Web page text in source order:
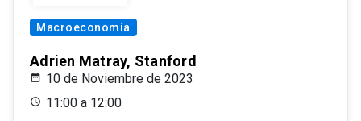
Macroeconomía
Adrien Matray, Stanford
10 de Noviembre de 2023
11:00 a 12:00